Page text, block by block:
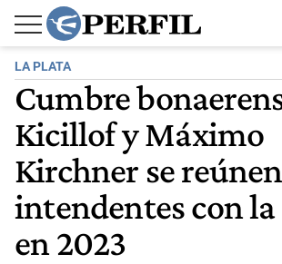
LA PLATA
Cumbre
Kicillof y Máximo
Kirchner se
intendentes con
en 2023